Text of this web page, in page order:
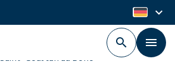
de
keyboard_arrow_down